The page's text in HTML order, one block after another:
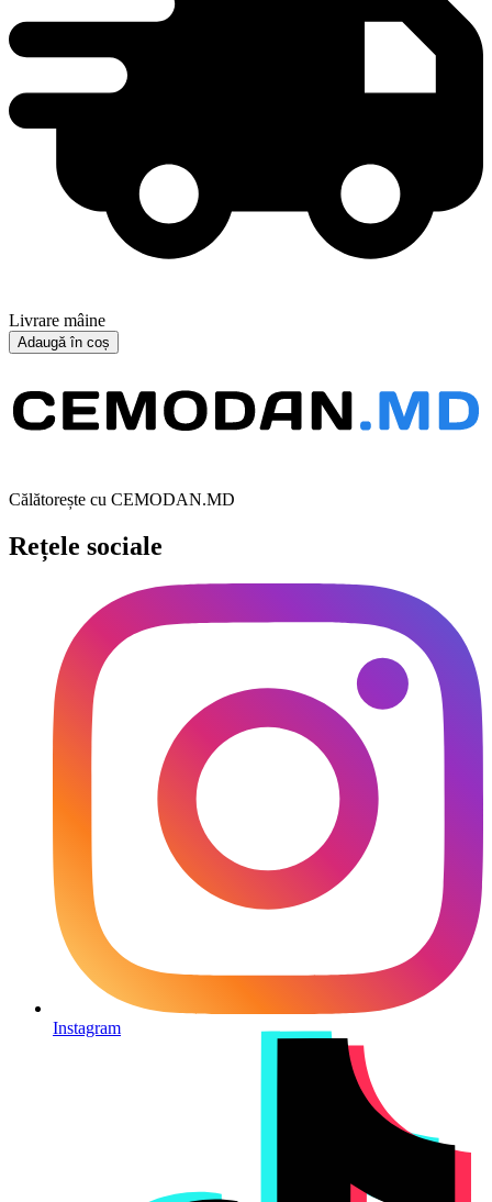
Livrare mâine
Adaugă în coș
Călătorește cu CEMODAN.MD
Rețele sociale
Instagram